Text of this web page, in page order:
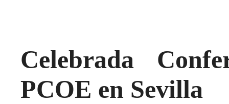
Celebrada
PCOE en Sevilla